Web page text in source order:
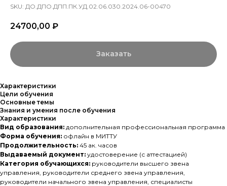
SKU: ДО.ДПО.ДПП.ПК.УД.02.06.030.2024.06-00470
24700,00 ₽
Заказать
Характеристики
Цели обучения
Основные темы
Знания и умения после обучения
Характеристики
Вид образования: дополнительная профессиональная программа
Форма обучения: офлайн в МИТТУ
Продолжительность: 45 ак. часов
Выдаваемый документ: удостоверение (с аттестацией)
Категория обучающихся: руководители высшего звена
управления, руководители среднего звена управления,
руководители начального звена управления, специалисты